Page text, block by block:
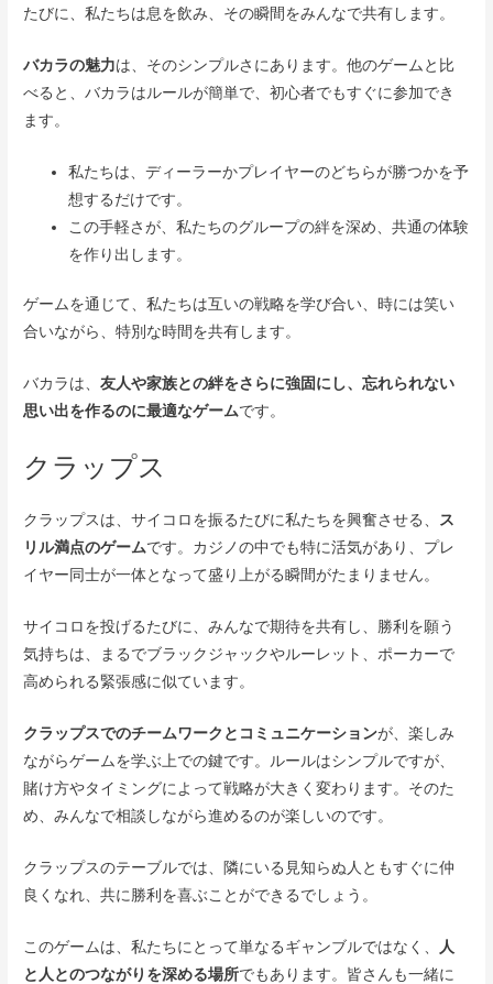
たびに、私たちは息を飲み、その瞬間をみんなで共有します。
バカラの魅力は、そのシンプルさにあります。他のゲームと比
べると、バカラはルールが簡単で、初心者でもすぐに参加でき
ます。
私たちは、ディーラーかプレイヤーのどちらが勝つかを予
想するだけです。
この手軽さが、私たちのグループの絆を深め、共通の体験
を作り出します。
ゲームを通じて、私たちは互いの戦略を学び合い、時には笑い
合いながら、特別な時間を共有します。
バカラは、友人や家族との絆をさらに強固にし、忘れられない
思い出を作るのに最適なゲームです。
クラップス
クラップスは、サイコロを振るたびに私たちを興奮させる、 ス
リル満点のゲームです。カジノの中でも特に活気があり、プレ
イヤー同士が一体となって盛り上がる瞬間がたまりません。
サイコロを投げるたびに、みんなで期待を共有し、勝利を願う
気持ちは、まるでブラックジャックやルーレット、ポーカーで
高められる緊張感に似ています。
クラップスでのチームワークとコミュニケーションが、楽しみ
ながらゲームを学ぶ上での鍵です。ルールはシンプルですが、
賭け方やタイミングによって戦略が大きく変わります。そのた
め、みんなで相談しながら進めるのが楽しいのです。
クラップスのテーブルでは、隣にいる見知らぬ人ともすぐに仲
良くなれ、共に勝利を喜ぶことができるでしょう。
このゲームは、私たちにとって単なるギャンブルではなく、
人
と人とのつながりを深める場所でもあります。皆さんも一緒に